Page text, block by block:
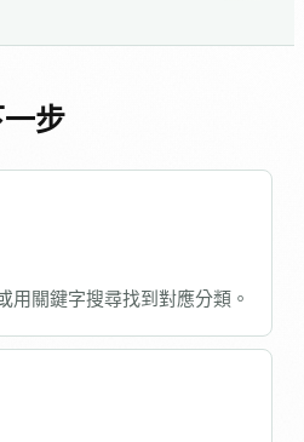
步
用關鍵字搜尋找到對應分類。